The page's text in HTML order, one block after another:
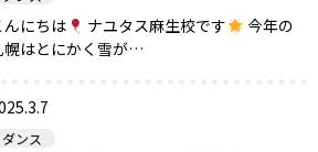
んにちは ナユタス麻生校です
今年の
幌はとにかく雪が…
ダンス